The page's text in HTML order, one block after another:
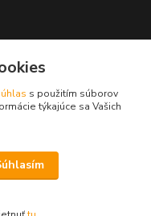
s použitím súborov
týkajúce sa Vašich